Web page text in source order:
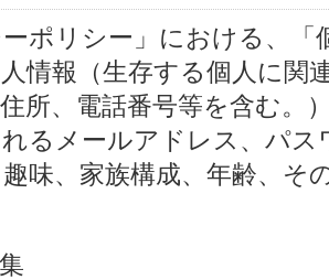
ーポリシー」における、
情報（生存する個人に関
所、電話番号等を含む。
るメールアドレス、パ
味、家族構成、年齢、そ